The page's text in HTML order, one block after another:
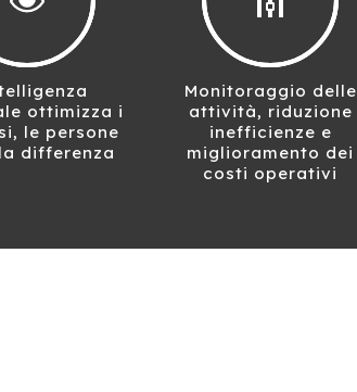
ottimizza i
le persone
differenza
Monitoraggio delle
attività, riduzione
inefficienze e
miglioramento dei
costi operativi